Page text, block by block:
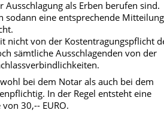
Ausschlagung als Erben berufen sind.
sodann eine entsprechende Mitteilung
nicht von der Kostentragungspflicht
sämtliche Ausschlagenden von der
bei dem Notar als auch bei dem
In der Regel entsteht eine
30,-- EURO.